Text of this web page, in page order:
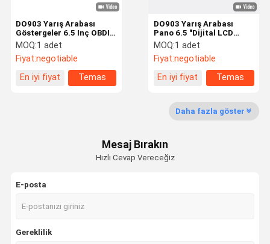
Ürün:% S Fabrika Turu
Kalite Kontrol
Bizimle
Iletişime
Haberler Vakalar
Yarış Arabası Göstergeleri
Turbo Boost Ölçer
DO903 Yarış Arabası
Pano 6.5 "Dijital LCD
Ekran Kombinasyonu
Pano
MOQ:1 adet
Fiyat:negotiable
En iyi fiyat
Temas
DO903 Yarış Arabası
Göstergeler 6.5 Inç OBDII
Bluetooth Dijital Pano
Yeşil Aydınlatmalı
MOQ:1 adet
Fiyat:negotiable
En iyi fiyat
Temas
Daha fazla göster
Mesaj Bırakın
Hızlı Cevap Vereceğiz
E-posta
Gereklilik